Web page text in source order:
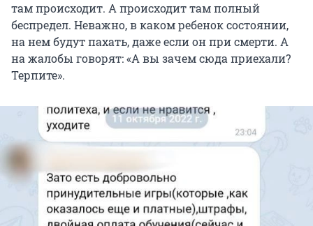
там происходит. А происходит там полный
беспредел. Неважно, в каком ребенок состоянии,
на нем будут пахать, даже если он при смерти. А
на жалобы говорят: «А вы зачем сюда приехали?
Терпите».